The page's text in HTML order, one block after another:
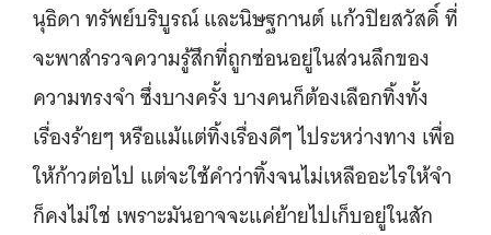
นุธิดา ทรัพย์บริบูรณ์ และนิษฐกานต์ แก้วปิยสวัสดิ์ ที่
จะพาสำรวจความรู้สึกที่ถูกซ่อนอยู่ในส่วนลึกของ
ความทรงจำ ซึ่งบางครั้ง บางคนก็ต้องเลือกทิ้งทั้ง
เรื่องร้ายๆ หรือแม้แต่ทิ้งเรื่องดีๆ ไประหว่างทาง เพื่อ
ให้ก้าวต่อไป แต่จะใช้คำว่าทิ้งจนไม่เหลืออะไรให้จำ
ก็คงไม่ใช่ เพราะมันอาจจะแค่ย้ายไปเก็บอยู่ในสัก